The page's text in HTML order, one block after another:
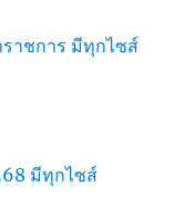
ราชการ มีทุกไซส์
มีทุกไซส์